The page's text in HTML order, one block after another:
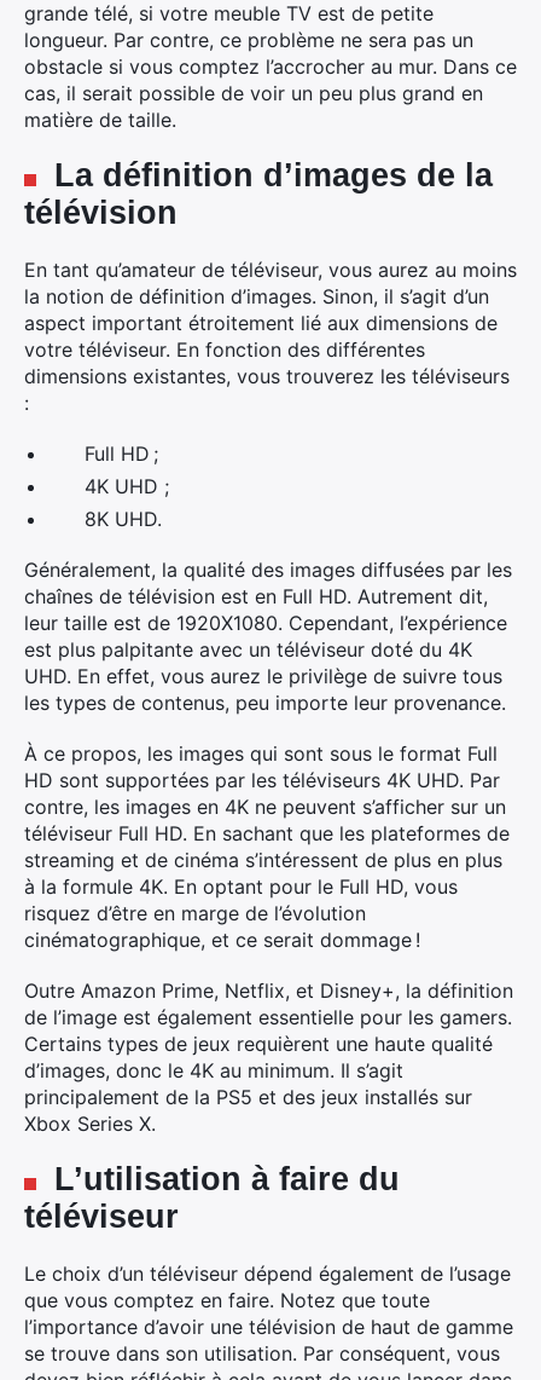
grande télé, si votre meuble TV est de petite
longueur. Par contre, ce problème ne sera pas un
obstacle si vous comptez l’accrocher au mur. Dans ce
cas, il serait possible de voir un peu plus grand en
matière de taille.
La définition d’images de la
télévision
En tant qu’amateur de téléviseur, vous aurez au moins
la notion de définition d’images. Sinon, il s’agit d’un
aspect important étroitement lié aux dimensions de
votre téléviseur. En fonction des différentes
dimensions existantes, vous trouverez les téléviseurs
:
Full HD ;
4K UHD ;
8K UHD.
Généralement, la qualité des images diffusées par les
chaînes de télévision est en Full HD. Autrement dit,
leur taille est de 1920X1080. Cependant, l’expérience
est plus palpitante avec un téléviseur doté du 4K
UHD. En effet, vous aurez le privilège de suivre tous
les types de contenus, peu importe leur provenance.
À ce propos, les images qui sont sous le format Full
HD sont supportées par les téléviseurs 4K UHD. Par
contre, les images en 4K ne peuvent s’afficher sur un
téléviseur Full HD. En sachant que les plateformes de
streaming et de cinéma s’intéressent de plus en plus
à la formule 4K. En optant pour le Full HD, vous
risquez d’être en marge de l’évolution
cinématographique, et ce serait dommage !
Outre Amazon Prime, Netflix, et Disney+, la définition
de l’image est également essentielle pour les gamers.
Certains types de jeux requièrent une haute qualité
d’images, donc le 4K au minimum. Il s’agit
principalement de la PS5 et des jeux installés sur
Xbox Series X.
L’utilisation à faire du
téléviseur
Le choix d’un téléviseur dépend également de l’usage
que vous comptez en faire. Notez que toute
l’importance d’avoir une télévision de haut de gamme
se trouve dans son utilisation. Par conséquent, vous